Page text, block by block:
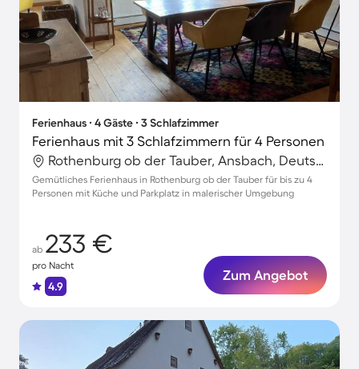
Ferienhaus ∙ 4 Gäste ∙ 3 Schlafzimmer
Ferienhaus mit 3 Schlafzimmern für 4 Personen
Rothenburg ob der Tauber, Ansbach, Deutschland
Gemütliches Ferienhaus in Rothenburg ob der Tauber für bis zu 4
Personen mit Küche und Parkplatz in malerischer Umgebung
ab 233 €
pro Nacht
4.9
Zum Angebot